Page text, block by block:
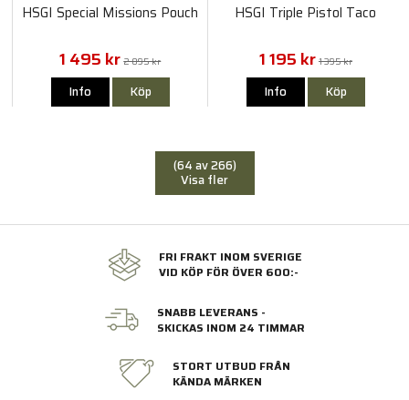
HSGI Special Missions Pouch
1 495 kr 2 095 kr
Info Köp
HSGI Triple Pistol Taco
1 195 kr 1 395 kr
Info Köp
(64 av 266)
Visa fler
FRI FRAKT INOM SVERIGE
VID KÖP FÖR ÖVER 600:-
SNABB LEVERANS -
SKICKAS INOM 24 TIMMAR
STORT UTBUD FRÅN
KÄNDA MÄRKEN